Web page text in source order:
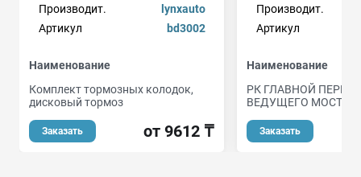
Производит.
lynxauto
Артикул
bd3002
Наименование
Комплект тормозных колодок,
дисковый тормоз
Заказать от 9612 ₸
Производит.
Артикул
Наименование
РК ГЛАВНОЙ
ВЕДУЩЕГО МОСТА
Заказать